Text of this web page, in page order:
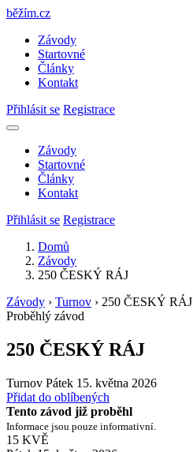
běžím.cz
Závody
Startovné
Články
Kontakt
Přihlásit se Registrace
Závody
Startovné
Články
Kontakt
Přihlásit se Registrace
Domů
Závody
250 ČESKÝ RÁJ
Závody › Turnov › 250 ČESKÝ RÁJ
Proběhlý závod
250 ČESKÝ RÁJ
Turnov Pátek 15. května 2026
Přidat do oblíbených
Tento závod již proběhl
Informace jsou pouze informativní.
15 KVĚ